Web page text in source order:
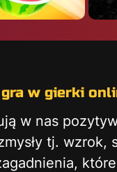
w gierki
w nas
tj. wzrok,